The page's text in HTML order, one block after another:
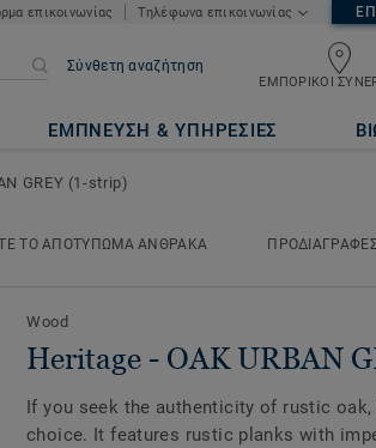
επικοινωνίας Τηλέφωνα επικοινωνίας
Σύνθετη αναζήτηση
ΕΜΠΟΡΙΚΟΙ
ΕΜΠΝΕΥΣΗ & ΥΠΗΡΕΣΙΕΣ
(1-strip)
GREY (1-strip)
ΤΟ ΑΠΟΤΥΠΩΜΑ ΑΝΘΡΑΚΑ
Wood
Heritage - OAK URBAN
If you seek the authenticity of rustic
choice. It features rustic planks with